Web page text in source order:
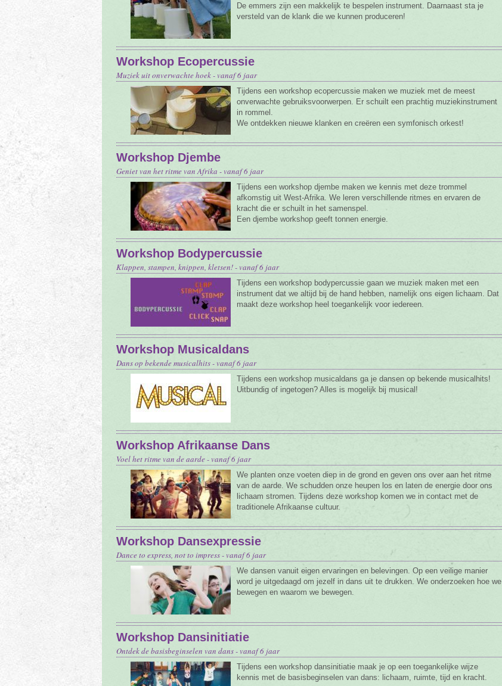
De emmers zijn een makkelijk te bespelen instrument. Daarnaast sta je
versteld van de klank die we kunnen produceren!
Workshop Ecopercussie
Muziek uit onverwachte hoek - vanaf 6 jaar
Tijdens een workshop ecopercussie maken we muziek met de meest
onverwachte gebruiksvoorwerpen. Er schuilt een prachtig muziekinstrument
in rommel.
We ontdekken nieuwe klanken en creëren een symfonisch orkest!
Workshop Djembe
Geniet van het ritme van Afrika - vanaf 6 jaar
Tijdens een workshop djembe maken we kennis met deze trommel
afkomstig uit West-Afrika. We leren verschillende ritmes en ervaren de
kracht die er schuilt in het samenspel.
Een djembe workshop geeft tonnen energie.
Workshop Bodypercussie
Klappen, stampen, knippen, kletsen! - vanaf 6 jaar
Tijdens een workshop bodypercussie gaan we muziek maken met een
instrument dat we altijd bij de hand hebben, namelijk ons eigen lichaam. Dat
maakt deze workshop heel toegankelijk voor iedereen.
Workshop Musicaldans
Dans op bekende musicalhits - vanaf 6 jaar
Tijdens een workshop musicaldans ga je dansen op bekende musicalhits!
Uitbundig of ingetogen? Alles is mogelijk bij musical!
Workshop Afrikaanse Dans
Voel het ritme van de aarde - vanaf 6 jaar
We planten onze voeten diep in de grond en geven ons over aan het ritme
van de aarde. We schudden onze heupen los en laten de energie door ons
lichaam stromen. Tijdens deze workshop komen we in contact met de
traditionele Afrikaanse cultuur.
Workshop Dansexpressie
Dance to express, not to impress - vanaf 6 jaar
We dansen vanuit eigen ervaringen en belevingen. Op een veilige manier
word je uitgedaagd om jezelf in dans uit te drukken. We onderzoeken hoe we
bewegen en waarom we bewegen.
Workshop Dansinitiatie
Ontdek de basisbeginselen van dans - vanaf 6 jaar
Tijdens een workshop dansinitiatie maak je op een toegankelijke wijze
kennis met de basisbeginselen van dans: lichaam, ruimte, tijd en kracht.